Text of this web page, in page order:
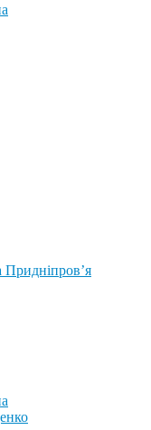
Придніпров’я